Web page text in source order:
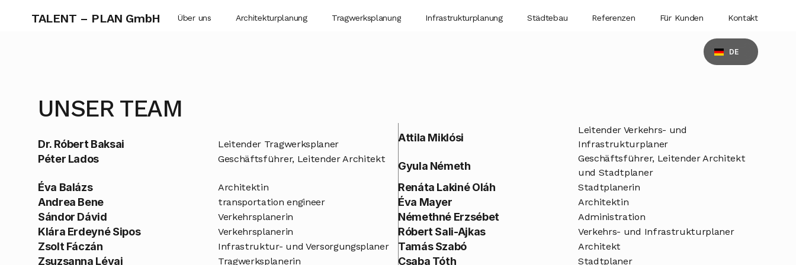
TALENT – PLAN GmbH Über uns Architekturplanung Tragwerksplanung Infrastrukturplanung Städtebau Referenzen Für Kunden Kontakt
DE
UNSER TEAM
Dr. Róbert Baksai Leitender Tragwerksplaner
Péter Lados Geschäftsführer, Leitender Architekt
Attila Miklósi
Leitender Verkehrs- und
Infrastrukturplaner
Gyula Németh
Geschäftsführer, Leitender Architekt
und Stadtplaner
Éva Balázs Architektin
Andrea Bene transportation engineer
Sándor Dávid Verkehrsplanerin
Klára Erdeyné Sipos Verkehrsplanerin
Zsolt Fáczán Infrastruktur- und Versorgungsplaner
Zsuzsanna Lévai Tragwerksplanerin
Renáta Lakiné Oláh Stadtplanerin
Éva Mayer Architektin
Némethné Erzsébet Administration
Róbert Sali-Ajkas Verkehrs- und Infrastrukturplaner
Tamás Szabó Architekt
Csaba Tóth Stadtplaner